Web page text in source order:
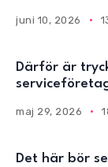
juni 10, 2026
Därför är
maj 29, 2026
Det här bör